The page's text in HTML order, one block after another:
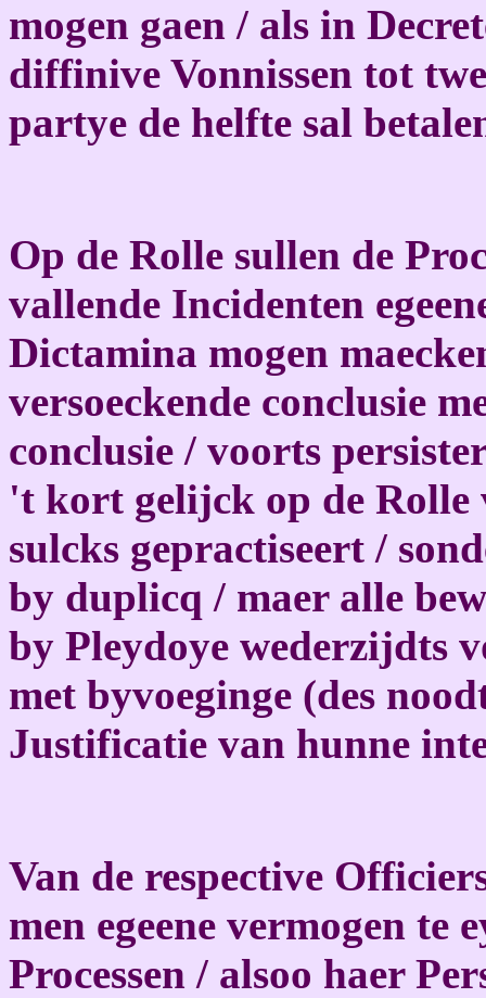
mogen gaen / als in
diffinive Vonnissen tot
partye de helfte sal
Op de Rolle sullen de
vallende Incidenten
Dictamina mogen
versoeckende conclusie
conclusie / voorts
't kort gelijck op de Rolle
sulcks gepractiseert /
by duplicq / maer alle
by Pleydoye wederzijdts
met byvoeginge (des
Justificatie van hunne
Van de respective
men egeene vermogen te
Processen / alsoo haer